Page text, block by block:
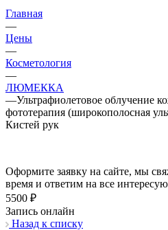
Главная
—
Цены
—
Косметология
—
ЛЮМЕККА
—Ультрафиолетовое облучение
фототерапия (широкополосная
Кистей рук
Оформите заявку на сайте, мы
время и ответим на все
5500 ₽
Запись онлайн
Назад к списку